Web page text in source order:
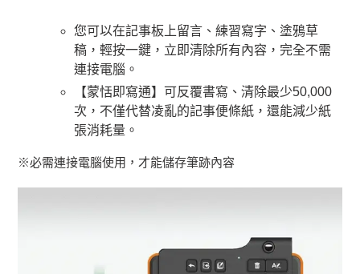
您可以在記事板上留言、練習寫字、塗鴉草
稿，輕按一鍵，立即清除所有內容，完全不需
連接電腦。
【蒙恬即寫通】可反覆書寫、清除最少50,000
次，不僅代替凌亂的記事便條紙，還能減少紙
張消耗量。
※必需連接電腦使用，才能儲存筆跡內容